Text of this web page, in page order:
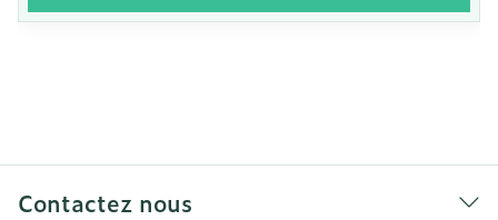
Contactez nous